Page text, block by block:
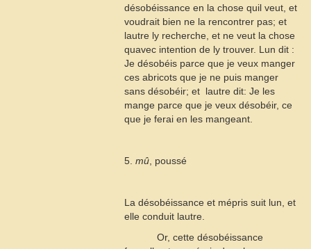
désobéissance en la chose quil veut, et
voudrait bien ne la rencontrer pas; et
lautre ly recherche, et ne veut la chose
quavec intention de ly trouver. Lun dit :
Je désobéis parce que je veux manger
ces abricots que je ne puis manger
sans désobéir; et lautre dit: Je les
mange parce que je veux désobéir, ce
que je ferai en les mangeant.
5. mû , poussé
La désobéissance et mépris suit lun, et
elle conduit lautre.
Or, cette désobéissance